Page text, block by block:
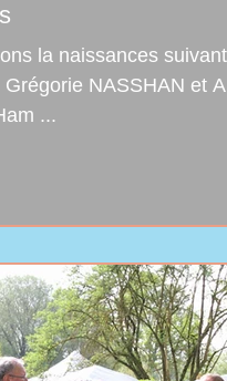
Le 7 mai est né
BENTZ, domiciliés
de Ham ...